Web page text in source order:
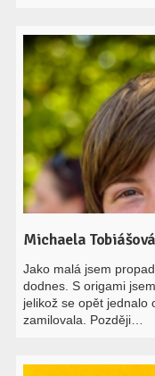
Michaela Tobiášová
Jako malá jsem
dodnes. S origami
jelikož se opět jednalo
zamilovala. Později…